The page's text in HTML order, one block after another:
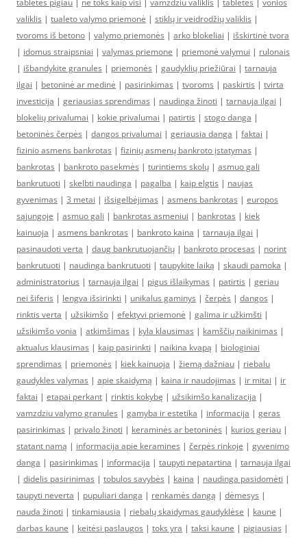
tabletes pigiau | ne toks kaip visi | vamzdziu valiklis | tabletes | vonios
valiklis | tualeto valymo priemonė | stiklų ir veidrodžių valiklis |
tvoroms iš betono | valymo priemonės | arko blokeliai | išskirtinė tvora
| idomus straipsniai | valymas priemone | priemonė valymui | rulonais
| išbandykite granules | priemonės | gaudyklių priežiūrai | tarnauja
ilgai | betoninė ar medinė | pasirinkimas | tvoroms | paskirtis | tvirta
investicija | geriausias sprendimas | naudinga žinoti | tarnauja ilgai |
blokelių privalumai | kokie privalumai | patirtis | stogo danga |
betoninės čerpės | dangos privalumai | geriausia danga | faktai |
fizinio asmens bankrotas | fizinių asmenų bankroto įstatymas |
bankrotas | bankroto pasekmės | turintiems skolų | asmuo gali
bankrutuoti | skelbti naudinga | pagalba | kaip elgtis | naujas
gyvenimas | 3 metai | išsigelbėjimas | asmens bankrotas | europos
sąjungoje | asmuo gali | bankrotas asmeniui | bankrotas | kiek
kainuoja | asmens bankrotas | bankroto kaina | tarnauja ilgai |
pasinaudoti verta | daug bankrutuojančių | bankroto procesas | norint
bankrutuoti | naudinga bankrutuoti | taupykite laiką | skaudi pamoka |
administratorius | tarnauja ilgai | pigus išlaikymas | patirtis | geriau
nei šiferis | lengva išsirinkti | unikalus gaminys | čerpės | dangos |
rinktis verta | užsikimšo | efektyvi priemonė | galima ir užkimšti |
užsikimšo vonia | atkimšimas | kyla klausimas | kamščių naikinimas |
aktualus klausimas | kaip pasirinkti | naikina kvapą | biologiniai
sprendimas | priemonės | kiek kainuoja | žiemą dažniau | riebalu
gaudykles valymas | apie skaidymą | kaina ir naudojimas | ir mitai | ir
faktai | etapai perkant | rinktis kokybę | užsikimšo kanalizacija |
vamzdziu valymo granules | gamyba ir estetika | informacija | geras
pasirinkimas | privalo žinoti | keraminės ar betoninės | kurios geriau |
statant namą | informacija apie keramines | čerpės rinkoje | gyvenimo
danga | pasirinkimas | informacija | taupyti nepatartina | tarnauja ilgai
| didelis pasirinimas | tobulos savybės | kaina | naudinga pasidomėti |
taupyti neverta | pupuliari danga | renkamės dangą | dėmesys |
nauda žinoti | tinkamiausia | riebalų skaidymas gaudyklėse | kaune |
darbas kaune | keitėsi paslaugos | toks yra | taksi kaune | pigiausias |